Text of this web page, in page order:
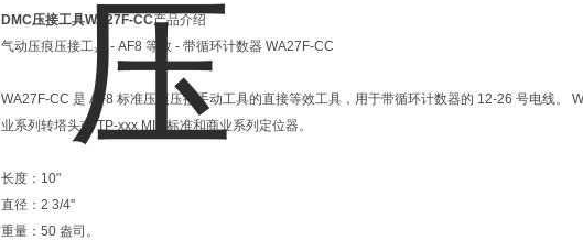
DMC压接工具WA27F-CC产品介绍
气动压痕压接工具 - AF8 等效 - 带循环计数器 WA27F-CC
WA27F-CC 是 AF8 标准压痕压接手动工具的直接等效工具，用于带循环计数器的 12-26 号电线。
业系列转塔头或 TP-xxx MIL 标准和商业系列定位器。
长度：10"
直径：2 3/4"
重量：50 盎司。